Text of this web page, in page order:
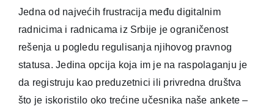
Jedna od najvećih frustracija među digitalnim
radnicima i radnicama iz Srbije je ograničenost
rešenja u pogledu regulisanja njihovog pravnog
statusa. Jedina opcija koja im je na raspolaganju je
da registruju kao preduzetnici ili privredna društva
što je iskoristilo oko trećine učesnika naše ankete –